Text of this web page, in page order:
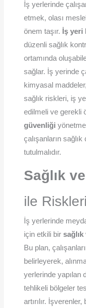
İş yerlerinde
etmek, olası
önem taşır. İş
düzenli sağlık
ortamında
sağlar. İş yerinde
kimyasal
sağlık riskleri, iş
edilmeli ve gerekli
güvenliği
çalışanların
tutulmalıdır.
Sağlık
ile
İş yerlerinde
için etkili bir sağlık
Bu plan,
belirleyerek,
yerlerinde yapılan
tehlikeli bölgeler
artırılır.